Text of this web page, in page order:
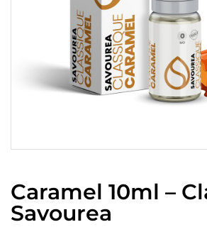
Caramel 10ml –
Savourea